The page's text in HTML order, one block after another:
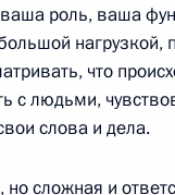
и
ваша роль, ваша
нагрузкой,
что
людьми,
слова и дела.
сложная и